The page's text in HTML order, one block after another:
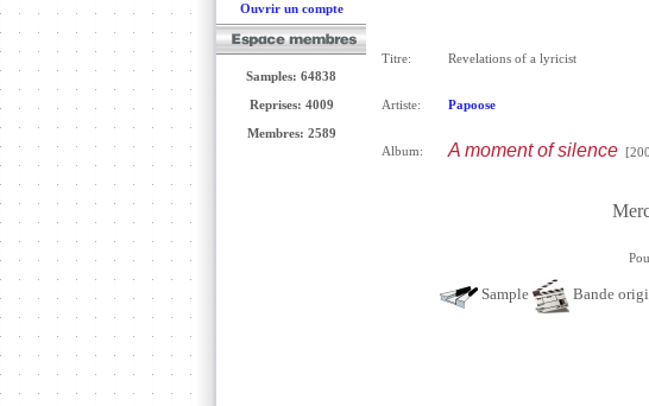
Ouvrir un compte
Samples: 64838
Reprises: 4009
Membres: 2589
Titre: Revelations of a lyricist
Artiste: Papoose
Album: A moment of silence
Sample Bande